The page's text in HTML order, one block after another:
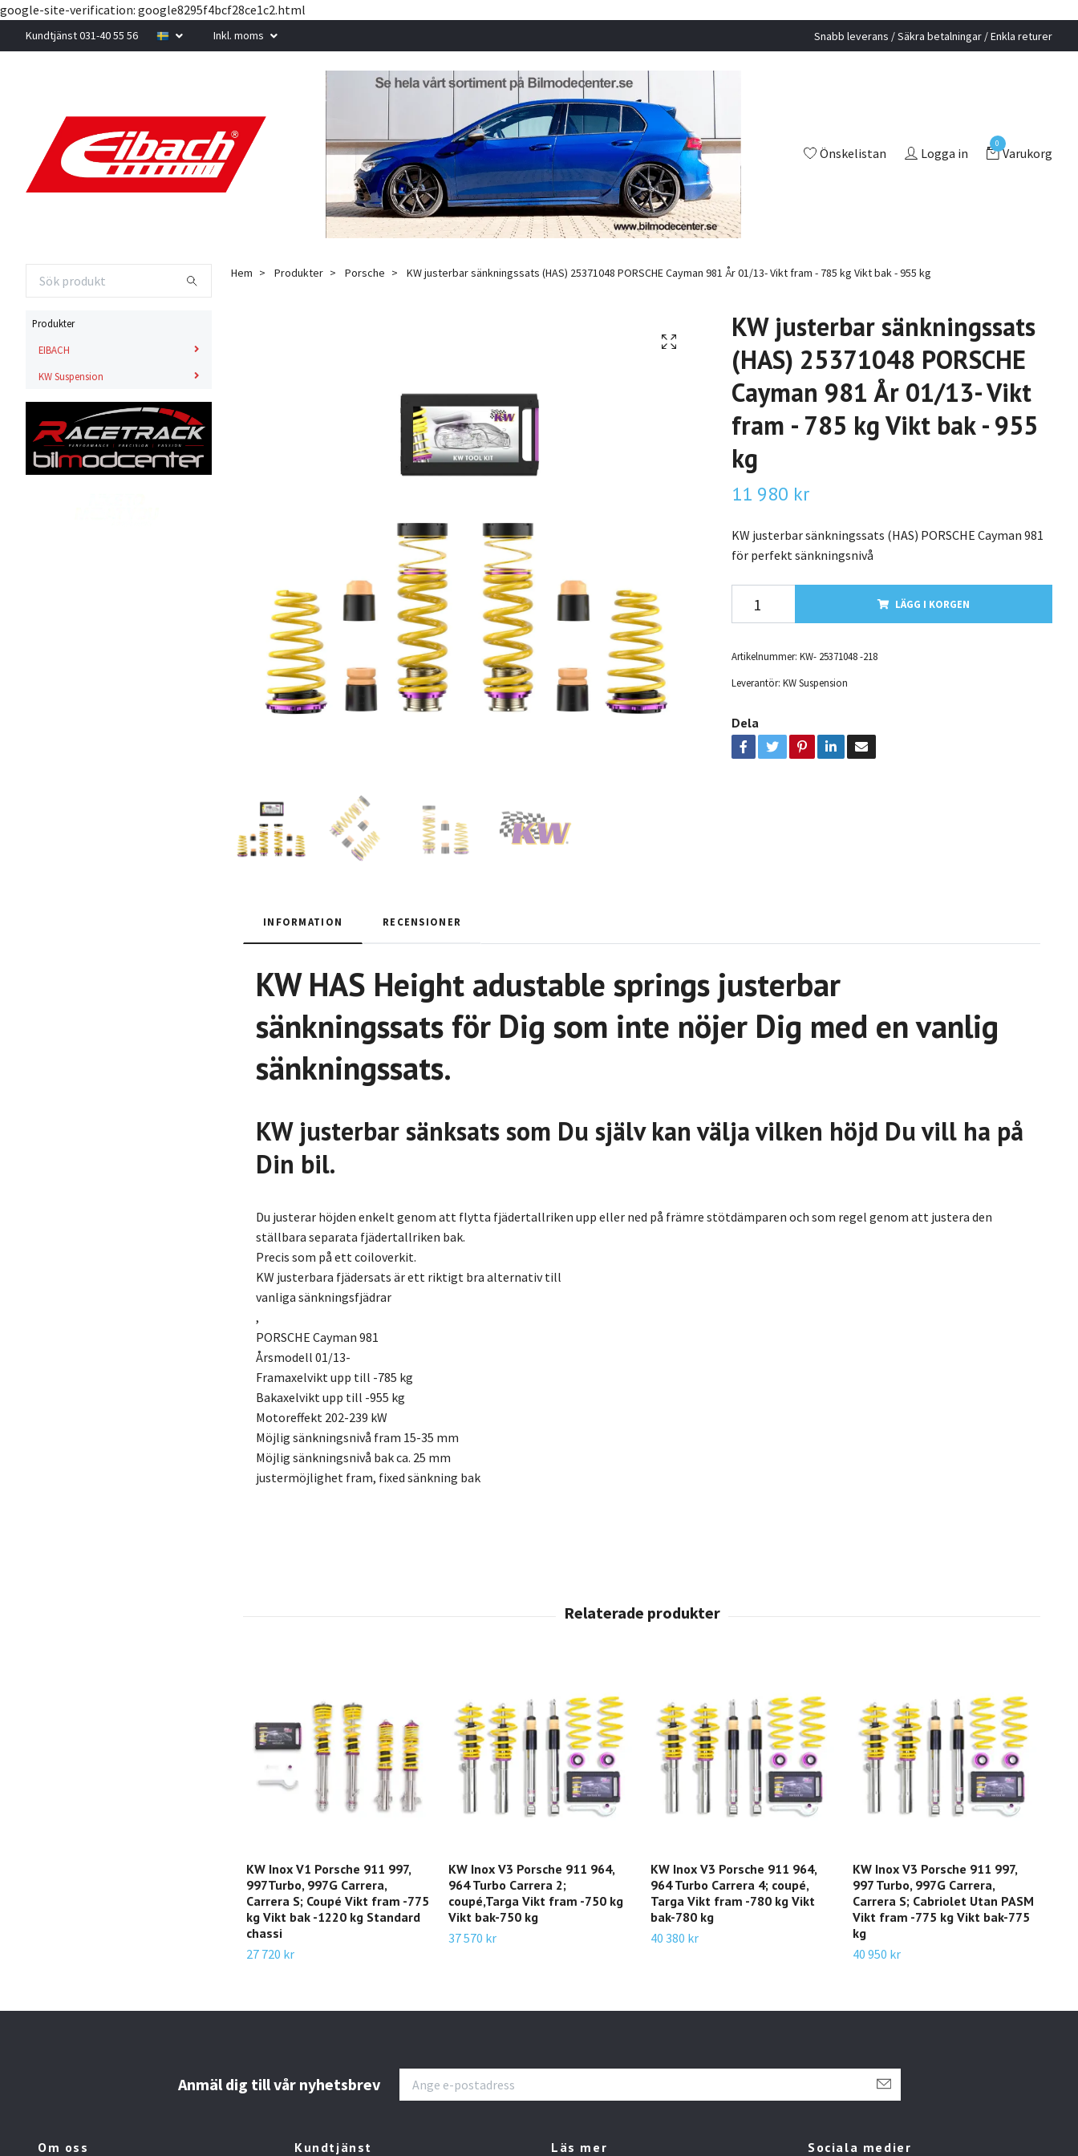
google-site-verification: google8295f4bcf28ce1c2.html
Kundtjänst 031-40 55 56 Inkl. moms Snabb leverans / Säkra betalningar / Enkla returer
Önskelistan Logga in
0
Varukorg
Produkter
EIBACH
KW Suspension
Hem Produkter Porsche KW justerbar sänkningssats (HAS) 25371048 PORSCHE Cayman 981 År 01/13- Vikt fram - 785 kg Vikt bak - 955 kg
KW justerbar sänkningssats
(HAS) 25371048 PORSCHE
Cayman 981 År 01/13- Vikt
fram - 785 kg Vikt bak - 955
kg
11 980 kr
KW justerbar sänkningssats (HAS) PORSCHE Cayman 981
för perfekt sänkningsnivå
LÄGG I KORGEN
Artikelnummer: KW- 25371048 -218
Leverantör: KW Suspension
Dela
INFORMATION RECENSIONER
KW HAS Height adustable springs justerbar
sänkningssats för Dig som inte nöjer Dig med en vanlig
sänkningssats.
KW justerbar sänksats som Du själv kan välja vilken höjd Du vill ha på
Din bil.
Du justerar höjden enkelt genom att flytta fjädertallriken upp eller ned på främre stötdämparen och som regel genom att justera den
ställbara separata fjädertallriken bak.
Precis som på ett coiloverkit.
KW justerbara fjädersats är ett riktigt bra alternativ till
vanliga sänkningsfjädrar
,
PORSCHE Cayman 981
Årsmodell 01/13-
Framaxelvikt upp till -785 kg
Bakaxelvikt upp till -955 kg
Motoreffekt 202-239 kW
Möjlig sänkningsnivå fram 15-35 mm
Möjlig sänkningsnivå bak ca. 25 mm
justermöjlighet fram, fixed sänkning bak
KW Inox V1 Porsche 911 997,
997Turbo, 997G Carrera,
Carrera S; Coupé Vikt fram -775
kg Vikt bak -1220 kg Standard
chassi
27 720 kr
KW Inox V3 Porsche 911 964,
964 Turbo Carrera 2;
coupé,Targa Vikt fram -750 kg
Vikt bak-750 kg
37 570 kr
KW Inox V3 Porsche 911 964,
964 Turbo Carrera 4; coupé,
Targa Vikt fram -780 kg Vikt
bak-780 kg
40 380 kr
KW Inox V3 Porsche 911 997,
997 Turbo, 997G Carrera,
Carrera S; Cabriolet Utan PASM
Vikt fram -775 kg Vikt bak-775
kg
40 950 kr
Anmäl dig till vår nyhetsbrev
Om oss Kundtjänst Läs mer Sociala medier